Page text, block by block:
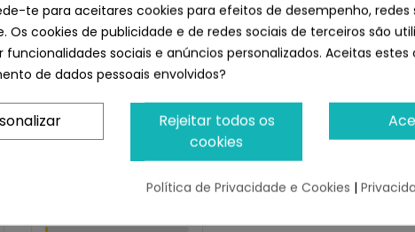
ADAPTIL
te para aceitares cookies para efeitos de desempenho, redes
Os cookies de publicidade e de redes sociais de terceiros são
sociais e anúncios personalizados. Aceitas estes
de dados pessoais envolvidos?
Rejeitar todos os
cookies
Política de Privacidade e Cookies |